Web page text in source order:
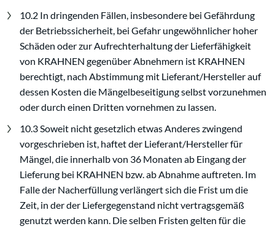
10.2 In dringenden Fällen, insbesondere bei Gefährdung
der Betriebssicherheit, bei Gefahr ungewöhnlicher hoher
Schäden oder zur Aufrechterhaltung der Lieferfähigkeit
von KRAHNEN gegenüber Abnehmern ist KRAHNEN
berechtigt, nach Abstimmung mit Lieferant/Hersteller auf
dessen Kosten die Mängelbeseitigung selbst vorzunehmen
oder durch einen Dritten vornehmen zu lassen.
10.3 Soweit nicht gesetzlich etwas Anderes zwingend
vorgeschrieben ist, haftet der Lieferant/Hersteller für
Mängel, die innerhalb von 36 Monaten ab Eingang der
Lieferung bei KRAHNEN bzw. ab Abnahme auftreten. Im
Falle der Nacherfüllung verlängert sich die Frist um die
Zeit, in der der Liefergegenstand nicht vertragsgemäß
genutzt werden kann. Die selben Fristen gelten für die